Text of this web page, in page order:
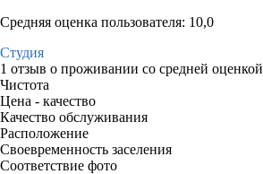
Средняя оценка пользователя: 10,0
Студия
1 отзыв о проживании со средней оценкой
Чистота
Цена - качество
Качество обслуживания
Расположение
Своевременность заселения
Соответствие фото